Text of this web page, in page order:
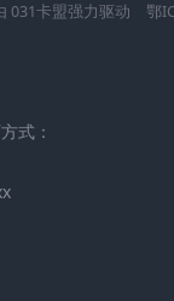
031卡盟强力驱动 鄂
式：